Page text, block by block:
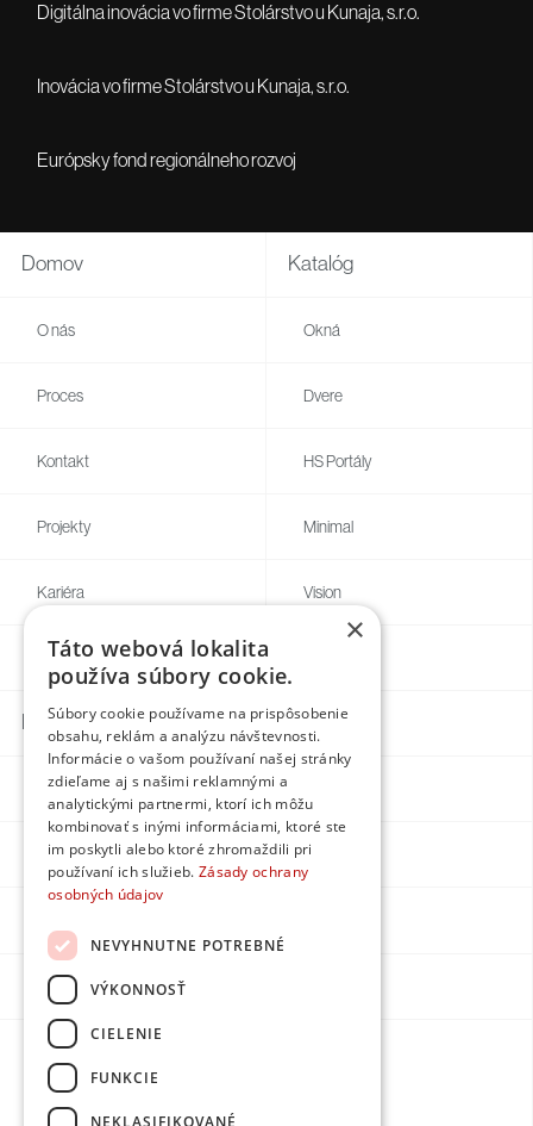
Digitálna inovácia vo firme Stolárstvo u Kunaja, s.r.o.
Inovácia vo firme Stolárstvo u Kunaja, s.r.o.
Európsky fond regionálneho rozvoj
Domov
O nás
Proces
Kontakt
Projekty
Kariéra
Blog
Katalóg
Okná
Dvere
HS Portály
Minimal
Vision
Kontakty
Facebook
Instagram
Youtube
DPMarketing
×
Táto webová lokalita
používa súbory cookie.
Súbory cookie používame na prispôsobenie
obsahu, reklám a analýzu návštevnosti.
Informácie o vašom používaní našej stránky
zdieľame aj s našimi reklamnými a
analytickými partnermi, ktorí ich môžu
kombinovať s inými informáciami, ktoré ste
im poskytli alebo ktoré zhromaždili pri
používaní ich služieb. Zásady ochrany
osobných údajov
NEVYHNUTNE POTREBNÉ
VÝKONNOSŤ
CIELENIE
FUNKCIE
NEKLASIFIKOVANÉ